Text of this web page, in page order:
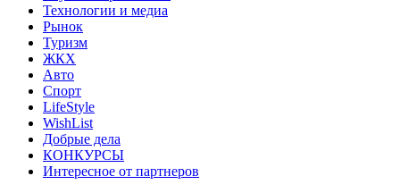
Технологии и медиа
Рынок
Туризм
ЖКХ
Авто
Спорт
LifeStyle
WishList
Добрые дела
КОНКУРСЫ
Интересное от партнеров